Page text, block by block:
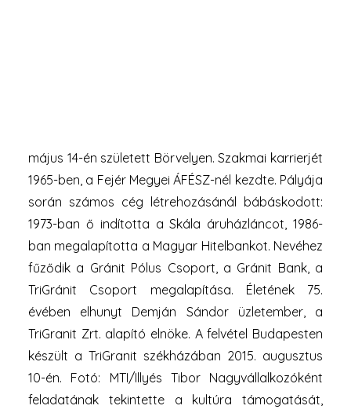
május 14-én született Börvelyen. Szakmai karrierjét
1965-ben, a Fejér Megyei ÁFÉSZ-nél kezdte. Pályája
során számos cég létrehozásánál bábáskodott:
1973-ban ő indította a Skála áruházláncot, 1986-
ban megalapította a Magyar Hitelbankot. Nevéhez
fűződik a Gránit Pólus Csoport, a Gránit Bank, a
TriGránit Csoport megalapítása. Életének 75.
évében elhunyt Demján Sándor üzletember, a
TriGranit Zrt. alapító elnöke. A felvétel Budapesten
készült a TriGranit székházában 2015. augusztus
10-én. Fotó: MTI/Illyés Tibor Nagyvállalkozóként
feladatának tekintette a kultúra támogatását,